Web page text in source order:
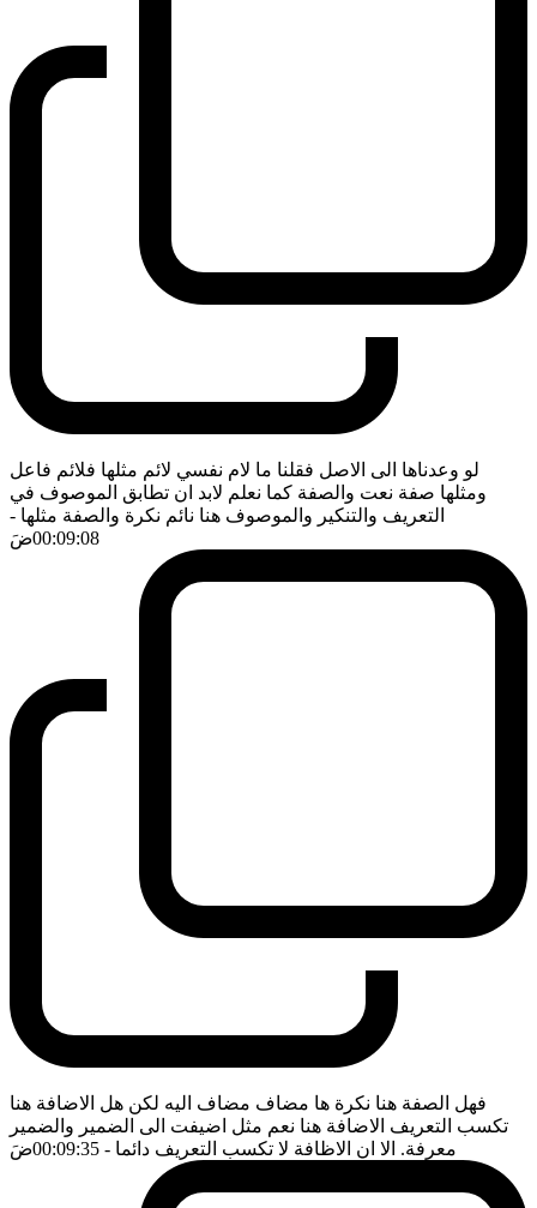
لو وعدناها الى الاصل فقلنا ما لام نفسي لائم مثلها فلائم فاعل
ومثلها صفة نعت والصفة كما نعلم لابد ان تطابق الموصوف في
التعريف والتنكير والموصوف هنا نائم نكرة والصفة مثلها -
00:09:08ضَ
فهل الصفة هنا نكرة ها مضاف مضاف اليه لكن هل الاضافة هنا
تكسب التعريف الاضافة هنا نعم مثل اضيفت الى الضمير والضمير
معرفة. الا ان الاظافة لا تكسب التعريف دائما - 00:09:35 ضَ